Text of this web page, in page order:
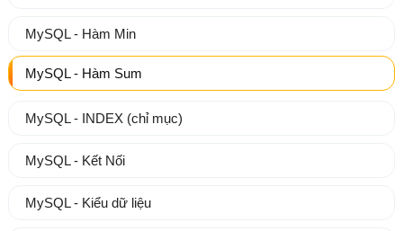
MySQL - Hàm Min
MySQL - Hàm Sum
MySQL - INDEX (chỉ mục)
MySQL - Kết Nối
MySQL - Kiểu dữ liệu